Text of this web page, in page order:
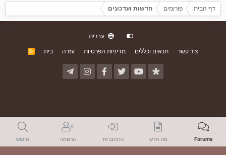
דף הבית פורומים חדשות ועדכונים
עברית
צור קשר
תנאים וכללים מדיניות הפרטיות עזרה בית
R
Forums מה חדש התחברות הרשמה חיפוש